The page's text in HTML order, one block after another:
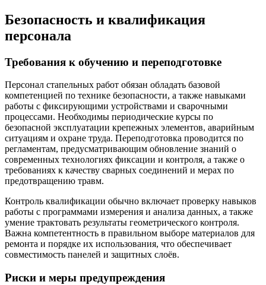
Безопасность и квалификация
персонала
Требования к обучению и переподготовке
Персонал стапельных работ обязан обладать базовой
компетенцией по технике безопасности, а также навыками
работы с фиксирующими устройствами и сварочными
процессами. Необходимы периодические курсы по
безопасной эксплуатации крепежных элементов, аварийным
ситуациям и охране труда. Переподготовка проводится по
регламентам, предусматривающим обновление знаний о
современных технологиях фиксации и контроля, а также о
требованиях к качеству сварных соединений и мерах по
предотвращению травм.
Контроль квалификации обычно включает проверку навыков
работы с программами измерения и анализа данных, а также
умение трактовать результаты геометрического контроля.
Важна компетентность в правильном выборе материалов для
ремонта и порядке их использования, что обеспечивает
совместимость панелей и защитных слоёв.
Риски и меры предупреждения